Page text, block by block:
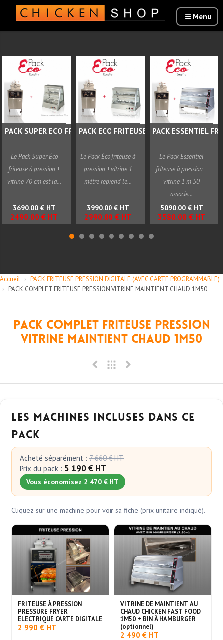
PACK SUPER ECO FRITEUSE...
Le Pack Super Éco
friteuse à pression +
vitrine 70 cm est la...
3690.00 € HT
2490.00 € HT
PACK ECO FRITEUSE PRESSION...
Le Pack Éco friteuse à
pression + vitrine 1
mètre reprend le...
3990.00 € HT
2990.00 € HT
PACK ESSENTIEL
Le Pack Essentiel
friteuse à pression +
vitrine 1 m 50
associe...
5090.00 € HT
3580.00 € HT
Accueil › PACK FRITEUSE PRESSION DIGITALE (AVEC CARTE PROGRAMMABLE)
› PACK COMPLET FRITEUSE PRESSION VITRINE MAINTIENT CHAUD 1M50
PACK COMPLET FRITEUSE PRESSION
VITRINE MAINTIENT CHAUD 1M50
Les machines incluses dans ce
pack
Acheté séparément : 7 660 € HT
Prix du pack : 5 190 € HT
Vous économisez 2 470 € HT
Cliquez sur une machine pour voir sa fiche (prix unitaire indiqué).
FRITEUSE À PRESSION
PRESSURE FRYER
ELECTRIQUE CARTE DIGITALE
2 990 € HT
VITRINE DE MAINTIENT AU
CHAUD CHICKEN FAST FOOD
1M50 + BIN À HAMBURGER
(optionnel)
2 490 € HT